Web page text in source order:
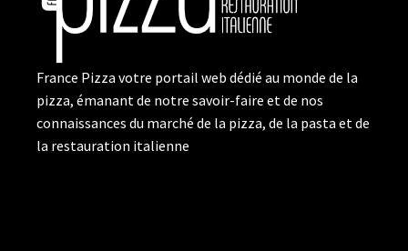
France Pizza votre portail web dédié au monde de la
pizza, émanant de notre savoir-faire et de nos
connaissances du marché de la pizza, de la pasta et de
la restauration italienne